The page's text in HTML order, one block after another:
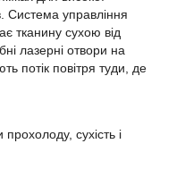
Система управління
тканину сухою від
лазерні отвори на
потік повітря туди, де
сухість і